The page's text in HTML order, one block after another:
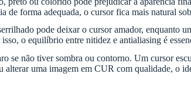
forma adequada, o cursor fica mais natural
pode deixar o cursor amador, enquanto
o equilíbrio entre nitidez e antialiasing é
se não tiver sombra ou contorno. Um cursor
uma imagem em CUR com qualidade, o